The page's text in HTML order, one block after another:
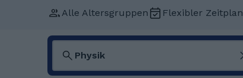
Alle Altersgruppen
Flexibler Zeitplan